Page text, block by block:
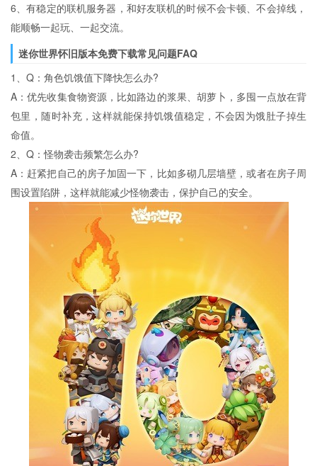
6、有稳定的联机服务器，和好友联机的时候不会卡顿、不会掉线，
能顺畅一起玩、一起交流。
迷你世界怀旧版本免费下载常见问题FAQ
1、Q：角色饥饿值下降快怎么办?
A：优先收集食物资源，比如路边的浆果、胡萝卜，多囤一点放在背
包里，随时补充，这样就能保持饥饿值稳定，不会因为饿肚子掉生
命值。
2、Q：怪物袭击频繁怎么办?
A：赶紧把自己的房子加固一下，比如多砌几层墙壁，或者在房子周
围设置陷阱，这样就能减少怪物袭击，保护自己的安全。